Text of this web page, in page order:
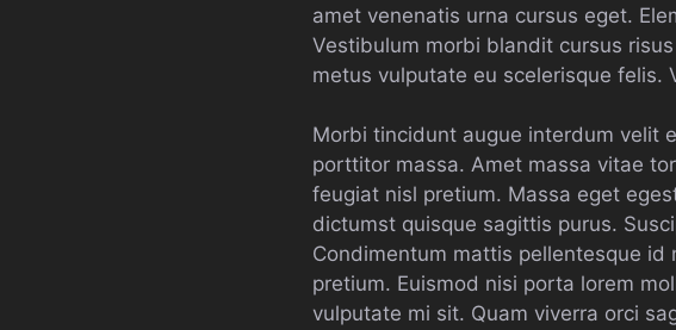
amet venenatis urna cursus eget.
Vestibulum morbi blandit cursus
metus vulputate eu scelerisque felis.
Morbi tincidunt augue interdum velit
porttitor massa. Amet massa vitae
feugiat nisl pretium. Massa eget
dictumst quisque sagittis purus.
Condimentum mattis pellentesque
pretium. Euismod nisi porta lorem
vulputate mi sit. Quam viverra orci